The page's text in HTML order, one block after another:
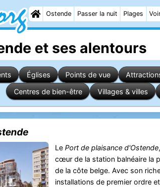
Ostende Passer la nuit Plages
et ses alentours
Églises Points de vue
Centres de bien-être
Villages & villes
Le Port de plaisance d'Ostende
cœur de la station balnéaire la
de la côte belge. Avec son
installations de premier ordre